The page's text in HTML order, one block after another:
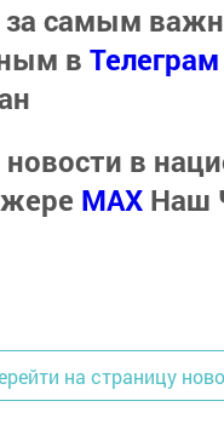
за самым
в
в
MАХ Наш
на страницу